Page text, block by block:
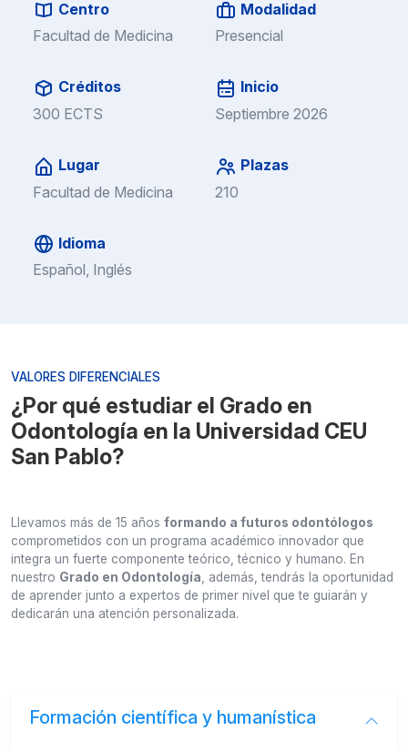
Centro
Facultad de Medicina
Modalidad
Presencial
Créditos
300 ECTS
Inicio
Septiembre 2026
Lugar
Facultad de Medicina
Plazas
210
Idioma
Español, Inglés
VALORES DIFERENCIALES
¿Por qué estudiar el Grado en
Odontología en la Universidad CEU
San Pablo?
Llevamos más de 15 años formando a futuros odontólogos
comprometidos con un programa académico innovador que
integra un fuerte componente teórico, técnico y humano. En
nuestro Grado en Odontología, además, tendrás la oportunidad
de aprender junto a expertos de primer nivel que te guiarán y
dedicarán una atención personalizada.
Formación científica y humanística